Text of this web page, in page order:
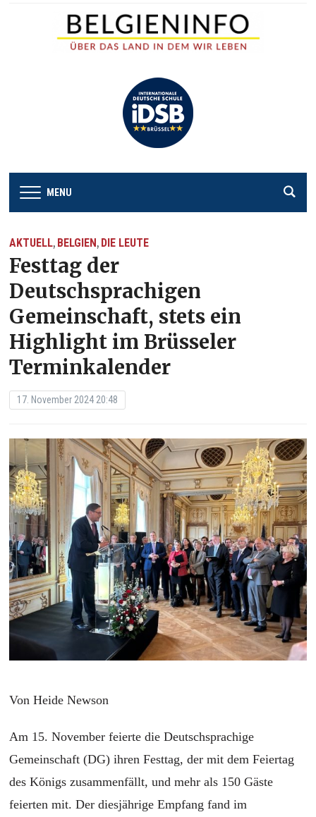
MENU
AKTUELL, BELGIEN, DIE LEUTE
Festtag der
Deutschsprachigen
Gemeinschaft, stets ein
Highlight im Brüsseler
Terminkalender
17. November 2024 20:48
Von Heide Newson
Am 15. November feierte die Deutschsprachige
Gemeinschaft(DG)ihren Festtag, der mit dem Feiertag
des Königs zusammenfällt, und mehr als 150 Gäste
feierten mit. Der diesjährige Empfang fand im